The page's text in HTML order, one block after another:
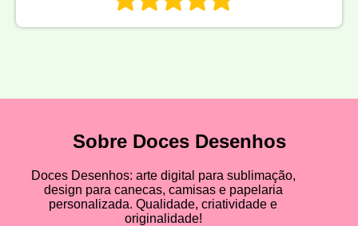
Sobre Doces Desenhos
Doces Desenhos: arte digital para sublimação,
design para canecas, camisas e papelaria
personalizada. Qualidade, criatividade e
originalidade!